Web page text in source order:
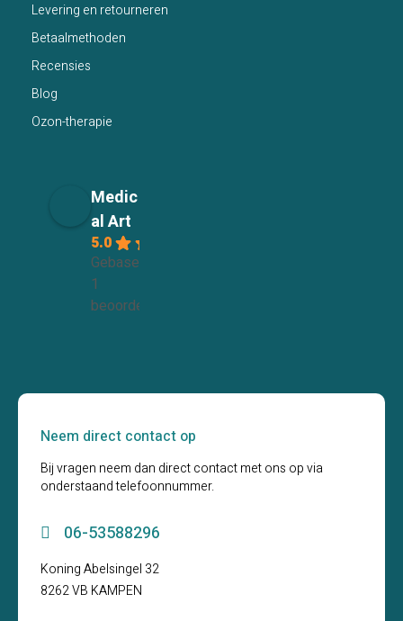
Levering en retourneren
Betaalmethoden
Recensies
Blog
Ozon-therapie
Medic
al Art
5.0
Gebaseerd op
1
beoordelingen
Neem direct contact op
Bij vragen neem dan direct contact met ons op via
onderstaand telefoonnummer.
06-53588296
Koning Abelsingel 32
8262 VB KAMPEN